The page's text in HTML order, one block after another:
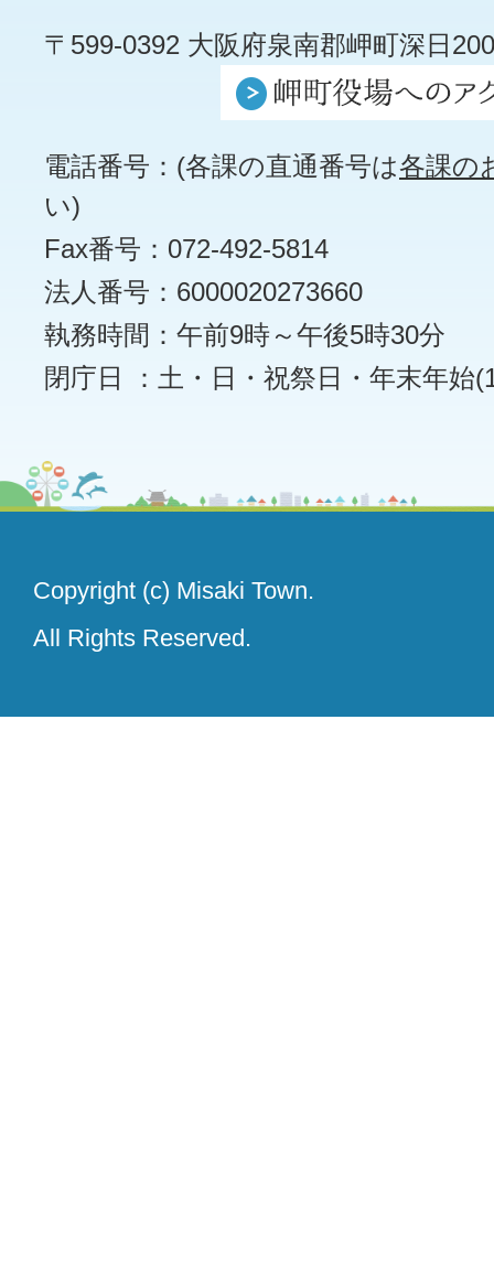
〒599-0392 大阪府泉南郡岬町深日
電話番号：(各課の直通番号は各課の
い)
Fax番号：072-492-5814
法人番号：6000020273660
執務時間：午前9時～午後5時30分
閉庁日 ：土・日・祝祭日・年末年始
Copyright (c) Misaki Town.
All Rights Reserved.